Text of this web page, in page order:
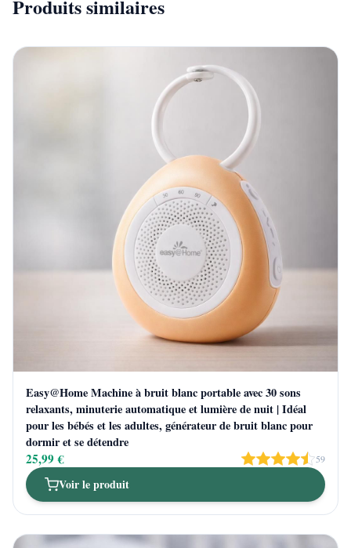
Produits similaires
Easy@Home Machine à bruit blanc portable avec 30 sons
relaxants, minuterie automatique et lumière de nuit | Idéal
pour les bébés et les adultes, générateur de bruit blanc pour
dormir et se détendre
25,99 € 59
Voir le produit